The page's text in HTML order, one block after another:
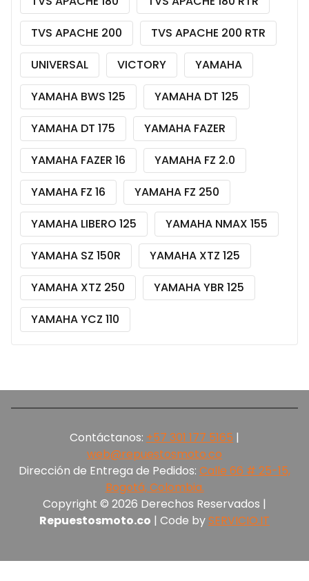
TVS APACHE 200
TVS APACHE 200 RTR
UNIVERSAL
VICTORY
YAMAHA
YAMAHA BWS 125
YAMAHA DT 125
YAMAHA DT 175
YAMAHA FAZER
YAMAHA FAZER 16
YAMAHA FZ 2.0
YAMAHA FZ 16
YAMAHA FZ 250
YAMAHA LIBERO 125
YAMAHA NMAX 155
YAMAHA SZ 150R
YAMAHA XTZ 125
YAMAHA XTZ 250
YAMAHA YBR 125
YAMAHA YCZ 110
Contáctanos: +57 301 177 5165‬ |
web@repuestosmoto.co
Dirección de Entrega de Pedidos: Calle 66 # 25-15,
Bogotá, Colombia.
Copyright © 2026 Derechos Reservados |
Repuestosmoto.co | Code bySERVICIO.IT